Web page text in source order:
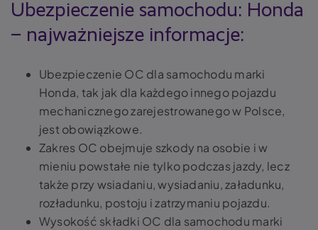
Ubezpieczenie samochodu: Honda
– najważniejsze informacje:
Ubezpieczenie OC dla samochodu marki
Honda, tak jak dla każdego innego pojazdu
mechanicznego zarejestrowanego w Polsce,
jest obowiązkowe.
Zakres OC obejmuje szkody na osobie i w
mieniu powstałe nie tylko podczas jazdy, lecz
także przy wsiadaniu, wysiadaniu, załadunku,
rozładunku, postoju i zatrzymaniu pojazdu.
Wysokość składki OC dla samochodu marki